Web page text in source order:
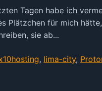
Tagen habe ich
Plätzchen für mich
sie ab...
, lima-city,